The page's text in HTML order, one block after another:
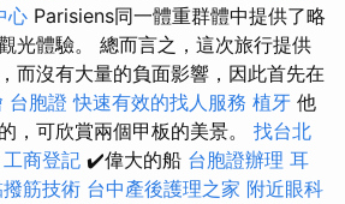
心 Parisiens同一體重群體中提供了略
光體驗。 總而言之，這次旅行提供
而沒有大量的負面影響，因此首先在
台胞證 快速有效的找人服務 植牙 他
，可欣賞兩個甲板的美景。 找台北
工商登記 ✔️偉大的船 台胞證辦理 耳
筋技術 台中產後護理之家 附近眼科